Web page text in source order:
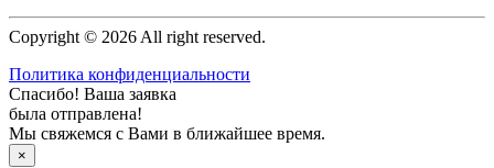
Copyright © 2026 All right reserved.
Политика конфиденциальности
Спасибо! Ваша заявка
была отправлена!
Мы свяжемся с Вами в ближайшее время.
×